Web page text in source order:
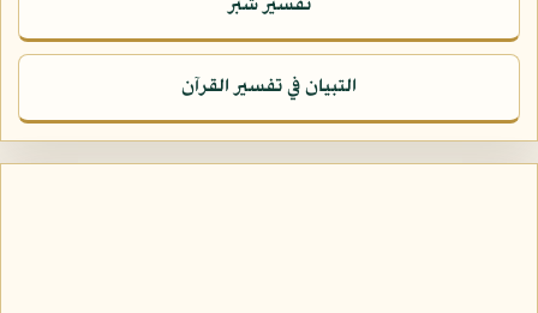
تفسير شبر
التبيان في تفسير القرآن